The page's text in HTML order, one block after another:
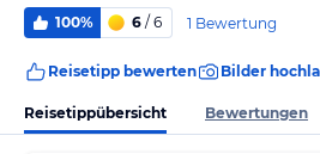
100% 6 / 6 1 Bewertung
Reisetipp bewerten Bilder
Reisetippübersicht Bewertungen